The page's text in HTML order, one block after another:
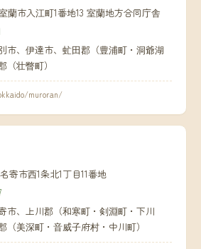
蘭市入江町1番地13 室蘭地方合同庁舎
市、伊達市、虻田郡（豊浦町・洞爺湖
（壮瞥町）
muroran/
寄市西1条北1丁目11番地
市、上川郡（和寒町・剣淵町・下川
（美深町・音威子府村・中川町）